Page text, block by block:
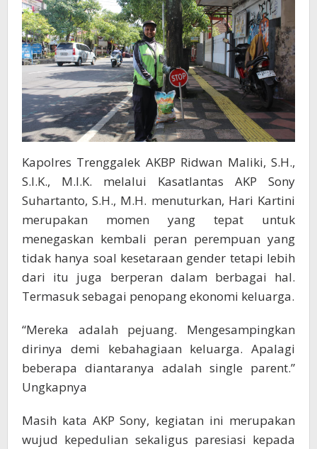
Kapolres Trenggalek AKBP Ridwan Maliki, S.H.,
S.I.K., M.I.K. melalui Kasatlantas AKP Sony
Suhartanto, S.H., M.H. menuturkan, Hari Kartini
merupakan momen yang tepat untuk
menegaskan kembali peran perempuan yang
tidak hanya soal kesetaraan gender tetapi lebih
dari itu juga berperan dalam berbagai hal.
Termasuk sebagai penopang ekonomi keluarga.
“Mereka adalah pejuang. Mengesampingkan
dirinya demi kebahagiaan keluarga. Apalagi
beberapa diantaranya adalah single parent.”
Ungkapnya
Masih kata AKP Sony, kegiatan ini merupakan
wujud kepedulian sekaligus paresiasi kepada